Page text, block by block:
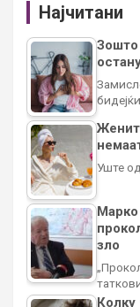
Најчитани
Зошто
Уште
зло
Колку